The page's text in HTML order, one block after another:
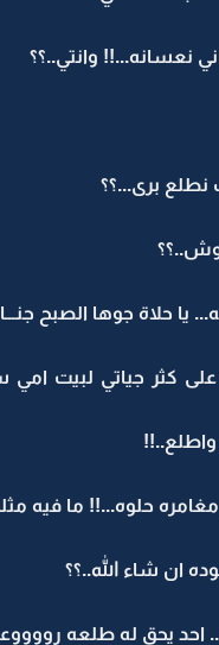
نعسانه...!! وانتي..؟؟
برى...؟؟
يا حلاة جوها الصبح
كثر جياتي لبيت امي
واطلع..!!
حلوه...!! ما فيه
ان شاء الله..؟؟
احد يحق له طلعه